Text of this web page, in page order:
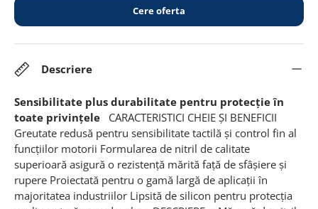
Cere oferta
Descriere
Sensibilitate plus durabilitate pentru protecție în
toate privințele CARACTERISTICI CHEIE ȘI BENEFICII
Greutate redusă pentru sensibilitate tactilă și control fin al
funcțiilor motorii Formularea de nitril de calitate
superioară asigură o rezistență mărită față de sfâșiere și
rupere Proiectată pentru o gamă largă de aplicații în
majoritatea industriilor Lipsită de silicon pentru protecția